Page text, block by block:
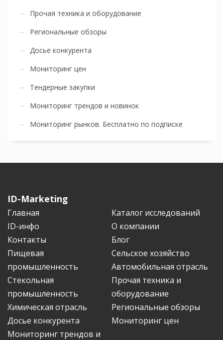
Прочая техника и оборудование
Региональные обзоры
Досье конкурента
Мониторинг цен
Тендерные закупки
Мониторинг трендов и новинок
Мониторинг рынков. Бесплатно по подписке
ID-Marketing
Главная
Каталог исследований
ID-инфо
О компании
Контакты
Блог
Пищевая
промышленность
Сельское хозяйство
Автомобильная отрасль
Стекольная
промышленность
Прочая техника и
оборудование
Химическая отрасль
Региональные обзоры
Досье конкурента
Мониторинг цен
Мониторинг трендов и